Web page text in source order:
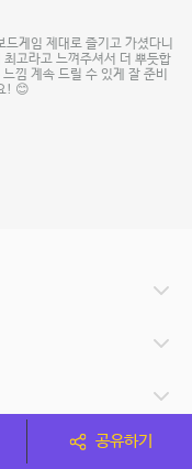
게임 제대로 즐기고 가셨다니
고라고 느껴주셔서 더 뿌듯합
낌 계속 드릴 수 있게 잘 준비
! 😊
공유하기